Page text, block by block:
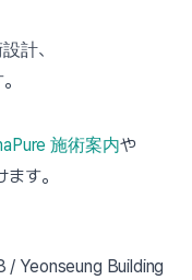
計、
施術案内や
す。
Yeonseung Building